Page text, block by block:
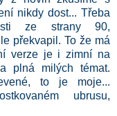
nikdy dost... Třeba
ze strany 90,
překvapil. To že má
verze je i zimní na
plná milých témat.
to je moje...
ubrusu,